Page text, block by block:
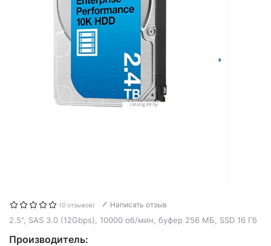
(0 отзывов) Написать отзыв
2.5", SAS 3.0 (12Gbps), 10000 об/мин, буфер 256 МБ, SSD 16 Гб
Производитель: